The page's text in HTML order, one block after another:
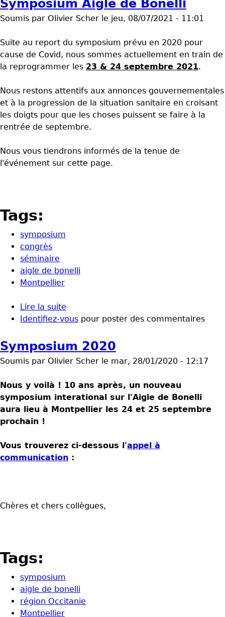
Symposium Aigle de Bonelli
Soumis par Olivier Scher le jeu, 08/07/2021 - 11:01
Suite au report du symposium prévu en 2020 pour
cause de Covid, nous sommes actuellement en train de
la reprogrammer les 23 & 24 septembre 2021.
Nous restons attentifs aux annonces gouvernementales
et à la progression de la situation sanitaire en croisant
les doigts pour que les choses puissent se faire à la
rentrée de septembre.
Nous vous tiendrons informés de la tenue de
l'événement sur cette page.
Tags:
symposium
congrès
séminaire
aigle de bonelli
Montpellier
Lire la suite
Identifiez-vous pour poster des commentaires
Symposium 2020
Soumis par Olivier Scher le mar, 28/01/2020 - 12:17
Nous y voilà ! 10 ans après, un nouveau
symposium interational sur l'Aigle de Bonelli
aura lieu à Montpellier les 24 et 25 septembre
prochain !
Vous trouverez ci-dessous l'appel à
communication :
Chères et chers collègues,
Tags:
symposium
aigle de bonelli
région Occitanie
Montpellier